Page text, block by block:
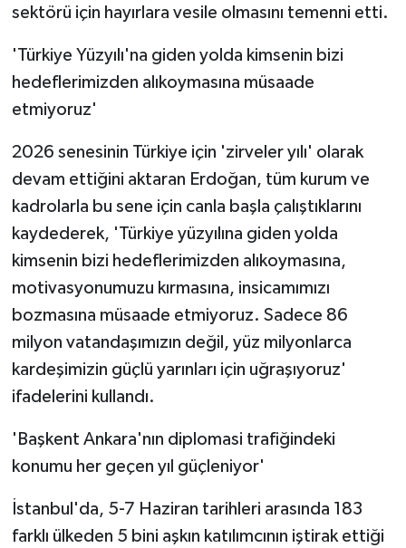
sektörü için hayırlara vesile olmasını temenni etti.
'Türkiye Yüzyılı'na giden yolda kimsenin bizi
hedeflerimizden alıkoymasına müsaade
etmiyoruz'
2026 senesinin Türkiye için 'zirveler yılı' olarak
devam ettiğini aktaran Erdoğan, tüm kurum ve
kadrolarla bu sene için canla başla çalıştıklarını
kaydederek, 'Türkiye yüzyılına giden yolda
kimsenin bizi hedeflerimizden alıkoymasına,
motivasyonumuzu kırmasına, insicamımızı
bozmasına müsaade etmiyoruz. Sadece 86
milyon vatandaşımızın değil, yüz milyonlarca
kardeşimizin güçlü yarınları için uğraşıyoruz'
ifadelerini kullandı.
'Başkent Ankara'nın diplomasi trafiğindeki
konumu her geçen yıl güçleniyor'
İstanbul'da, 5-7 Haziran tarihleri arasında 183
farklı ülkeden 5 bini aşkın katılımcının iştirak ettiği